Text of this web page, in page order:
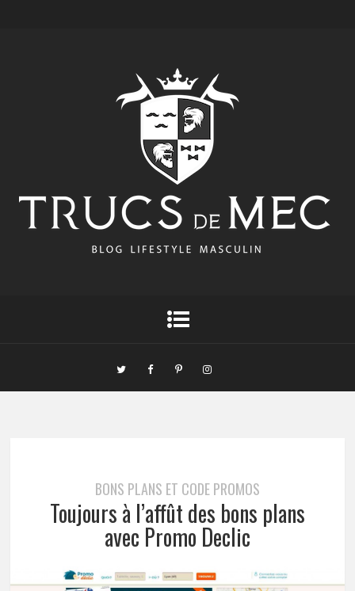
BONS PLANS ET CODE PROMOS
Toujours à l’affût des bons plans
avec Promo Declic